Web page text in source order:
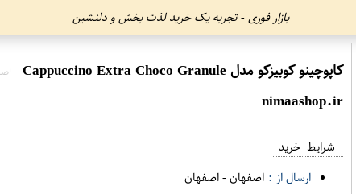
بازار فوری - تجربه یک خرید لذت بخش و دلنشین
کاپوچینو کوبیزکو مدل Cappuccino Extra Choco Granule
nimaashop.ir
شرایط خرید
ارسال از : اصفهان-اصفهان